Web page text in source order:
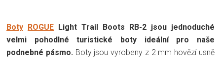
Boty ROGUE Light Trail Boots RB-2 jsou jednoduché
velmi pohodlné turistické boty ideální pro naše
podnebné pásmo. Boty jsou vyrobeny z 2 mm hovězí usně